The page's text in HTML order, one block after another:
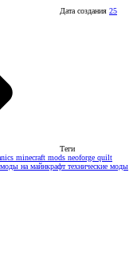
Дата создания 25
Теги
minecraft mods neoforge quilt
моды на майнкрафттехнические моды